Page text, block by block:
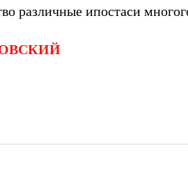
различные ипостаси